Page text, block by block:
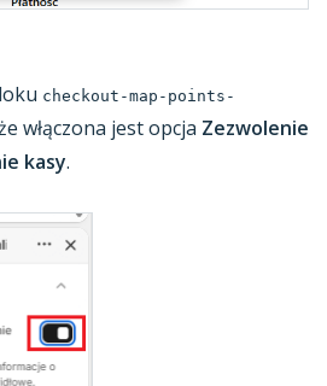
checkout-map-points-
włączona jest opcja Zezwolenie
kasy.